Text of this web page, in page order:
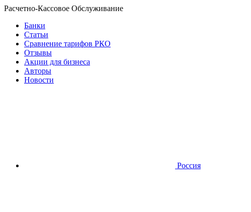
Расчетно-Кассовое Обслуживание
Банки
Статьи
Сравнение тарифов РКО
Отзывы
Акции для бизнеса
Авторы
Новости
Россия